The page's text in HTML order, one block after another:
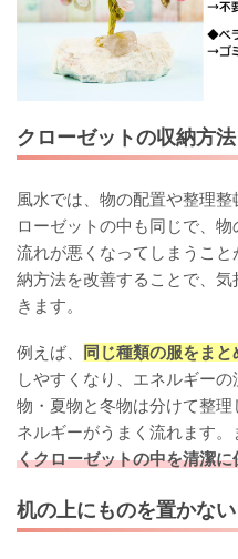
クローゼットの収納方法
風水では、物の配置や整理
ローゼットの中も同じで、
流れが悪くなってしまうこ
納方法を改善することで、
きます。
例えば、 同じ種類の服をま
しやすくなり、エネルギー
物・夏物と冬物は分けて整
ネルギーがうまく流れます。
くクローゼットの中を清潔
机の上にものを置かない